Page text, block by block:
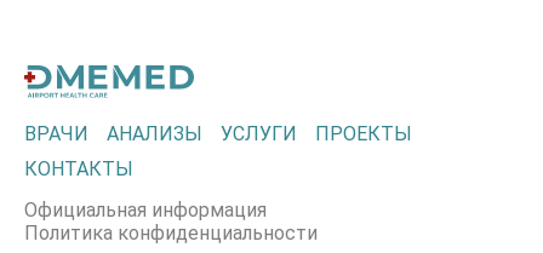
ВРАЧИ АНАЛИЗЫ УСЛУГИ
ПРОЕКТЫ
КОНТАКТЫ
Официальная информация
Политика конфиденциальности